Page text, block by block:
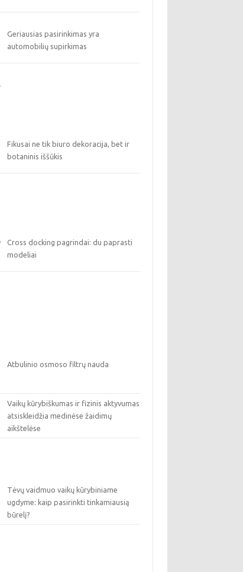
Geriausias pasirinkimas yra
automobilių supirkimas
Fikusai ne tik biuro dekoracija, bet ir
botaninis iššūkis
Cross docking pagrindai: du paprasti
modeliai
Atbulinio osmoso filtrų nauda
Vaikų kūrybiškumas ir fizinis aktyvumas
atsiskleidžia medinėse žaidimų
aikštelėse
Tėvų vaidmuo vaikų kūrybiniame
ugdyme: kaip pasirinkti tinkamiausią
būrelį?